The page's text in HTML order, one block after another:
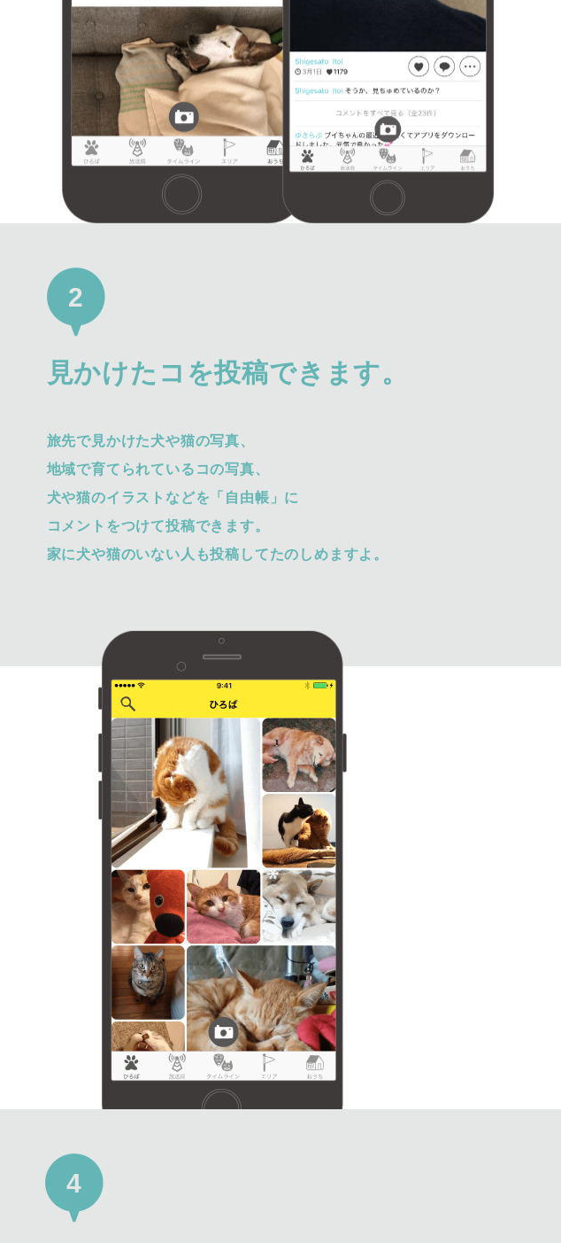
2
見かけたコを投稿できます。
旅先で見かけた犬や猫の写真、
地域で育てられているコの写真、
犬や猫のイラストなどを「自由帳」に
コメントをつけて投稿できます。
家に犬や猫のいない人も投稿してたのしめますよ。
4